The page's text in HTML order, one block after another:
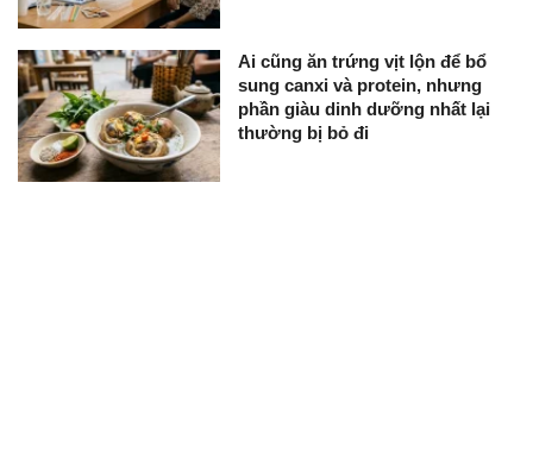
Ai cũng ăn trứng vịt lộn để bổ
sung canxi và protein, nhưng
phần giàu dinh dưỡng nhất lại
thường bị bỏ đi